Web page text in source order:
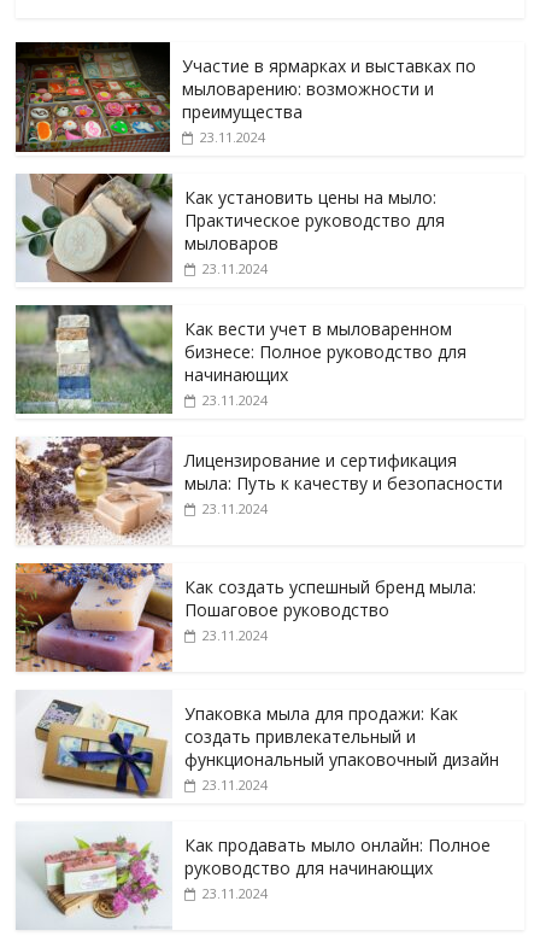
Участие в ярмарках и выставках по
мыловарению: возможности и
преимущества
23.11.2024
Как установить цены на мыло:
Практическое руководство для
мыловаров
23.11.2024
Как вести учет в мыловаренном
бизнесе: Полное руководство для
начинающих
23.11.2024
Лицензирование и сертификация
мыла: Путь к качеству и безопасности
23.11.2024
Как создать успешный бренд мыла:
Пошаговое руководство
23.11.2024
Упаковка мыла для продажи: Как
создать привлекательный и
функциональный упаковочный дизайн
23.11.2024
Как продавать мыло онлайн: Полное
руководство для начинающих
23.11.2024